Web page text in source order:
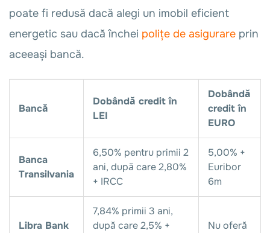
poate fi redusă dacă alegi un imobil eficient
energetic sau dacă închei polițe de asigurare prin
aceeași bancă.
Bancă
Dobândă credit în
LEI
Dobândă
credit în
EURO
Banca
Transilvania
6,50% pentru primii 2
ani, după care 2,80%
+ IRCC
5,00% +
Euribor
6m
Libra Bank
7,84% primii 3 ani,
după care 2,5% +
Nu oferă